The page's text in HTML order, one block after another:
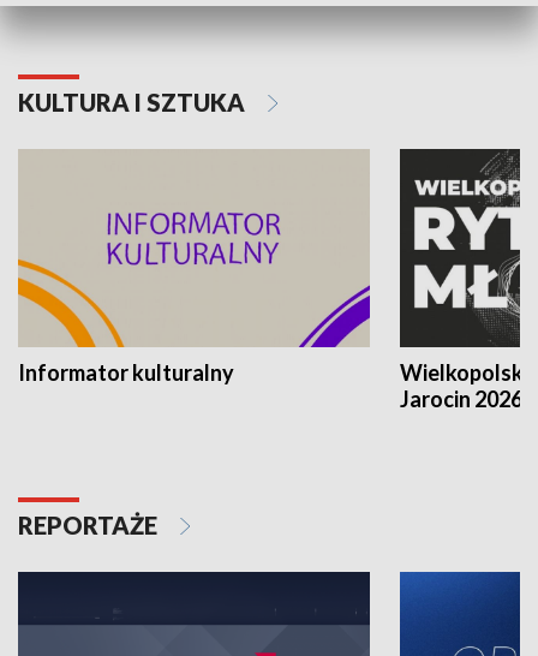
KULTURA I SZTUKA
Informator kulturalny
Jarocin 2026
REPORTAŻE